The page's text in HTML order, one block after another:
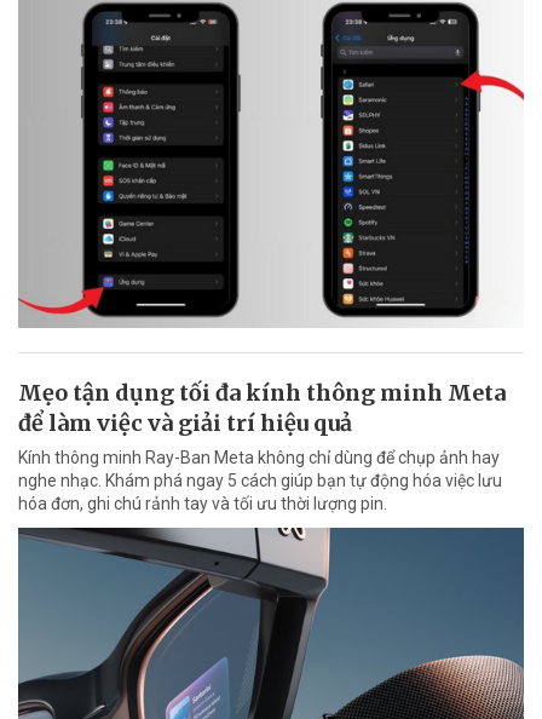
Mẹo tận dụng tối đa kính thông minh Meta
để làm việc và giải trí hiệu quả
Kính thông minh Ray-Ban Meta không chỉ dùng để chụp ảnh hay
nghe nhạc. Khám phá ngay 5 cách giúp bạn tự động hóa việc lưu
hóa đơn, ghi chú rảnh tay và tối ưu thời lượng pin.